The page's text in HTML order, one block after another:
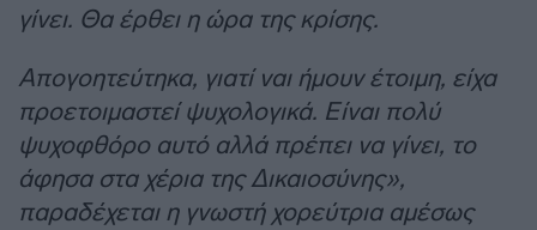
γίνει. Θα έρθει η ώρα της κρίσης.
Απογοητεύτηκα, γιατί ναι ήμουν έτοιμη, είχα
προετοιμαστεί ψυχολογικά. Είναι πολύ
ψυχοφθόρο αυτό αλλά πρέπει να γίνει, το
άφησα στα χέρια της Δικαιοσύνης»,
παραδέχεται η γνωστή χορεύτρια αμέσως